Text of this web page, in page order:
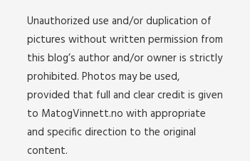
Unauthorized use and/or duplication of
pictures without written permission from
this blog’s author and/or owner is strictly
prohibited. Photos may be used,
provided that full and clear credit is given
to MatogVinnett.no with appropriate
and specific direction to the original
content.